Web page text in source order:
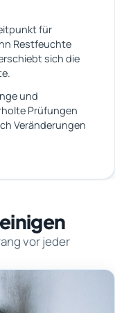
für
Restfeuchte
sich die
und
Prüfungen
Veränderungen
vor jeder